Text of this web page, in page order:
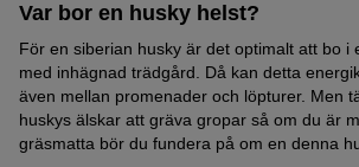
Var bor en husky helst?
För en siberian husky är det optimalt att bo i
med inhägnad trädgård. Då kan detta
även mellan promenader och löpturer. Men
huskys älskar att gräva gropar så om du är
gräsmatta bör du fundera på om en denna